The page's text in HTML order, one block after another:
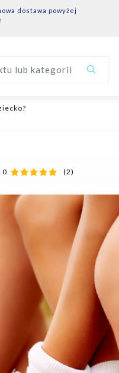
dostawa powyżej
lub kategorii
0 (2)